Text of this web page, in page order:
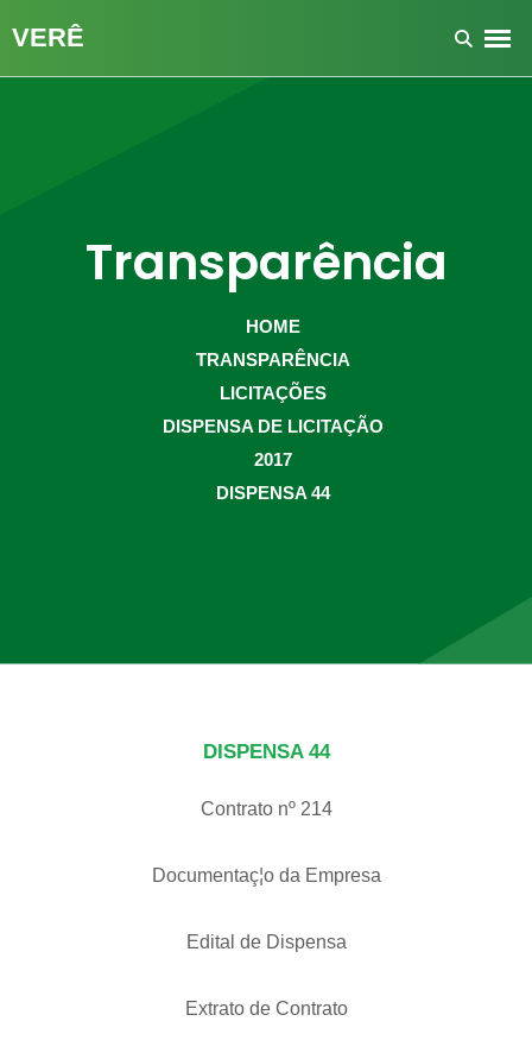
Transparência
HOME
TRANSPARÊNCIA
LICITAÇÕES
DISPENSA DE LICITAÇÃO
2017
DISPENSA 44
DISPENSA 44
Contrato nº 214
Documentaç¦o da Empresa
Edital de Dispensa
Extrato de Contrato